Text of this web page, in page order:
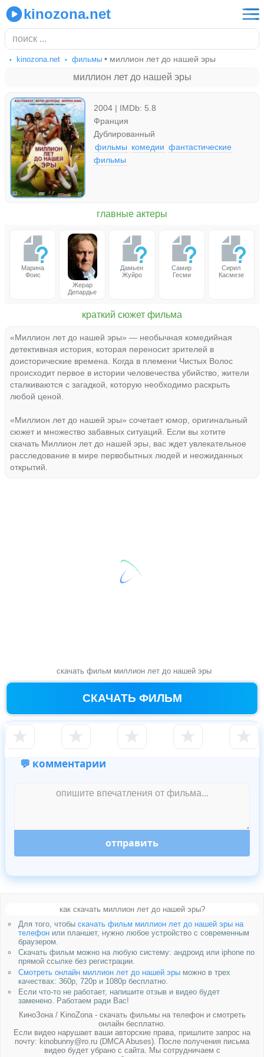
kinozona.net
kinozona.net фильмы • миллион лет до нашей эры
миллион лет до нашей эры
2004 | IMDb: 5.8
Франция
Дублированный
фильмы комедии фантастические
фильмы
главные актеры
Марина
Фоис
Жерар
Депардье
Дамьен
Жуйро
Самир
Гесми
Сирил
Касмезе
краткий сюжет фильма
«Миллион лет до нашей эры» — необычная комедийная
детективная история, которая переносит зрителей в
доисторические времена. Когда в племени Чистых Волос
происходит первое в истории человечества убийство, жители
сталкиваются с загадкой, которую необходимо раскрыть
любой ценой.
«Миллион лет до нашей эры» сочетает юмор, оригинальный
сюжет и множество забавных ситуаций. Если вы хотите
скачать Миллион лет до нашей эры, вас ждет увлекательное
расследование в мире первобытных людей и неожиданных
открытий.
скачать фильм миллион лет до нашей эры
СКАЧАТЬ ФИЛЬМ
★ ★ ★ ★ ★
💬 комментарии
отправить
как скачать миллион лет до нашей эры?
Для того, чтобы скачать фильм миллион лет до нашей эры на
телефонили планшет, нужно любое устройство с современным
браузером.
Скачать фильм можно на любую систему: андроид или iphone по
прямой ссылке без регистрации.
Смотреть онлайн миллион лет до нашей эрыможно в трех
качествах: 360p, 720p и 1080p бесплатно.
Если что-то не работает, напишите отзыв и видео будет
заменено. Работаем ради Вас!
КиноЗона / KinoZona - скачать фильмы на телефон и смотреть
онлайн бесплатно.
Если видео нарушает ваши авторские права, пришлите запрос на
почту: kinobunny@ro.ru (DMCA Abuses). После получения письма
видео будет убрано с сайта. Мы сотрудничаем с